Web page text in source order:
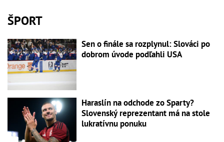
ŠPORT
Sen o finále sa rozplynul: Slováci po
dobrom úvode podľahli USA
Haraslín na odchode zo Sparty?
Slovenský reprezentant má na stole
lukratívnu ponuku